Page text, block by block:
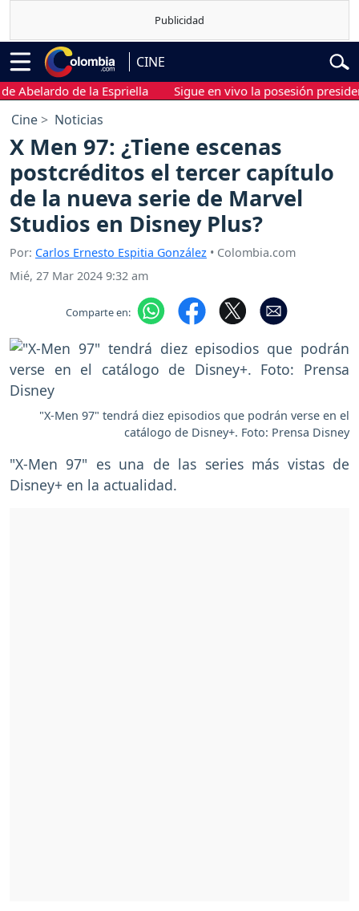
CINE
de la Espriella Sigue en vivo la posesión presidencial
Cine Noticias
X Men 97: ¿Tiene escenas
postcréditos el tercer capítulo
de la nueva serie de Marvel
Studios en Disney Plus?
Por: Carlos Ernesto Espitia González • Colombia.com
Mié, 27 Mar 2024 9:32 am
Comparte en:
"X-Men 97" tendrá diez episodios que podrán verse en el
catálogo de Disney+. Foto: Prensa Disney
"X-Men 97" es una de las series más vistas de
Disney+ en la actualidad.